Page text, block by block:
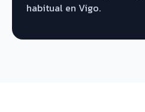
habitual en Vigo.